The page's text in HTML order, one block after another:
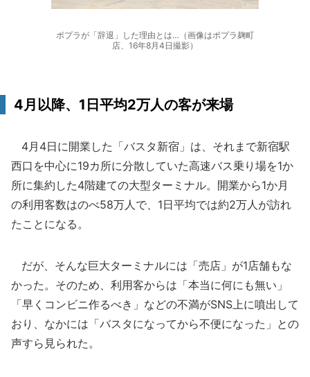
ポプラが「辞退」した理由とは…（画像はポプラ麹町
店、16年8月4日撮影）
4月以降、1日平均2万人の客が来場
4月4日に開業した「バスタ新宿」は、それまで新宿駅
西口を中心に19カ所に分散していた高速バス乗り場を1か
所に集約した4階建ての大型ターミナル。開業から1か月
の利用客数はのべ58万人で、1日平均では約2万人が訪れ
たことになる。
だが、そんな巨大ターミナルには「売店」が1店舗もな
かった。そのため、利用客からは「本当に何にも無い」
「早くコンビニ作るべき」などの不満がSNS上に噴出して
おり、なかには「バスタになってから不便になった」との
声すら見られた。